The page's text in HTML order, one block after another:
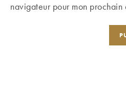
(facultatif)
navigateur pour mon prochain